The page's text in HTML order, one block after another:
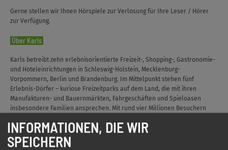
Gerne stellen wir Ihnen Hörspiele zur Verlosung für Ihre Leser / Hörer
zur Verfügung.
Über Karls
Karls betreibt zehn erlebnisorientierte Freizeit-, Shopping-, Gastronomie-
und Hoteleinrichtungen in Schleswig-Holstein, Mecklenburg-
Vorpommern, Berlin und Brandenburg. Im Mittelpunkt stehen fünf
Erlebnis-Dörfer – kuriose Freizeitparks auf dem Land, die mit ihren
Manufakturen- und Bauernmärkten, Fahrgeschäften und Spieloasen
insbesondere Familien ansprechen. Mit rund vier Millionen Besuchern
Deutschlands. Daneben gehören ein Online-Shop, ein Erdbeer-Hof sowie
Karls Media AG, die täglich interaktive Live-Shows produziert und streamt,
zum Unternehmen. Der Hauptsitz von Karls ist Rövershagen bei Rostock.
INFORMATIONEN, DIE WIR
SPEICHERN